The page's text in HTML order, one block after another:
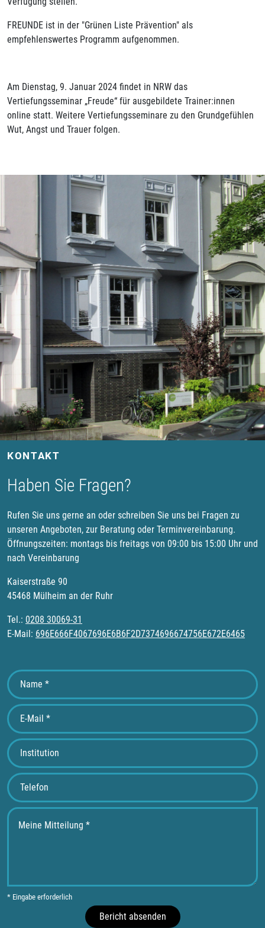
FREUNDE ist in der "Grünen Liste Prävention" als
empfehlenswertes Programm aufgenommen.
Am Dienstag, 9. Januar 2024 findet in NRW das
Vertiefungsseminar „Freude“ für ausgebildete Trainer:innen
online statt. Weitere Vertiefungsseminare zu den Grundgefühlen
Wut, Angst und Trauer folgen.
KONTAKT
Haben Sie Fragen?
Rufen Sie uns gerne an oder schreiben Sie uns bei Fragen zu
unseren Angeboten, zur Beratung oder Terminvereinbarung.
Öffnungszeiten: montags bis freitags von 09:00 bis 15:00 Uhr und
nach Vereinbarung
Kaiserstraße 90
45468 Mülheim an der Ruhr
Tel.: 0208 30069-31
E-Mail: 696E666F4067696E6B6F2D7374696674756E672E6465
* Eingabe erforderlich
Bericht absenden